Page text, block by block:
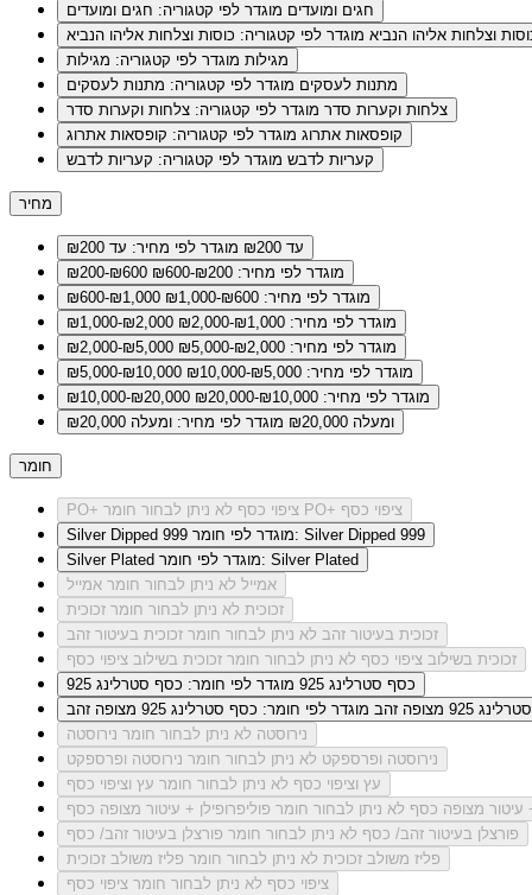
חגים ומועדים מוגדר לפי קטגוריה: חגים ומועדים
וצלחות אליהו הנביא מוגדר לפי קטגוריה: כוסות וצלחות אליהו הנביא
מגילות מוגדר לפי קטגוריה: מגילות
מתנות לעסקים מוגדר לפי קטגוריה: מתנות לעסקים
צלחות וקערות סדר מוגדר לפי קטגוריה: צלחות וקערות סדר
קופסאות אתרוג מוגדר לפי קטגוריה: קופסאות אתרוג
קעריות לדבש מוגדר לפי קטגוריה: קעריות לדבש
מחיר
עד ₪200
מוגדר לפי מחיר: עד ₪200
₪200-₪600
מוגדר לפי מחיר: ₪200-₪600
₪600-₪1,000
מוגדר לפי מחיר: ₪600-₪1,000
₪1,000-₪2,000
מוגדר לפי מחיר: ₪1,000-₪2,000
₪2,000-₪5,000
מוגדר לפי מחיר: ₪2,000-₪5,000
₪5,000-₪10,000
מוגדר לפי מחיר: ₪5,000-₪10,000
₪10,000-₪20,000
מוגדר לפי מחיר: ₪10,000-₪20,000
ומעלה ₪20,000
מוגדר לפי מחיר: ומעלה ₪20,000
חומר
PO+ ציפוי כסף
לא ניתן לבחור חומר PO+ ציפוי כסף
Silver Dipped 999
מוגדר לפי חומר: Silver Dipped 999
Silver Plated
מוגדר לפי חומר: Silver Plated
אמייל לא ניתן לבחור חומר אמייל
זכוכית לא ניתן לבחור חומר זכוכית
זכוכית בעיטור זהב לא ניתן לבחור חומר זכוכית בעיטור זהב
זכוכית בשילוב ציפוי כסף לא ניתן לבחור חומר זכוכית בשילוב ציפוי כסף
כסף סטרלינג 925
מוגדר לפי חומר: כסף סטרלינג 925
925 מצופה זהב
מוגדר לפי חומר: כסף סטרלינג 925 מצופה זהב
נירוסטה לא ניתן לבחור חומר נירוסטה
נירוסטה ופרספקט לא ניתן לבחור חומר נירוסטה ופרספקט
עץ וציפוי כסף לא ניתן לבחור חומר עץ וציפוי כסף
עיטור מצופה כסף לא ניתן לבחור חומר פוליפרופילן + עיטור מצופה כסף
פורצלן בעיטור זהב/ כסף לא ניתן לבחור חומר פורצלן בעיטור זהב/ כסף
פליז משולב זכוכית לא ניתן לבחור חומר פליז משולב זכוכית
ציפוי כסף לא ניתן לבחור חומר ציפוי כסף